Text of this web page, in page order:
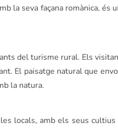
la seva façana romànica, és
del turisme rural. Els
El paisatge natural que
la natura.
locals, amb els seus